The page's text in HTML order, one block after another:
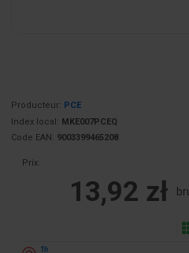
Producteur: PCE
Index local: MKE007PCEQ
Code EAN: 9003399465208
Prix:
13,92 zł